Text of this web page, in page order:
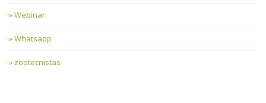
Webinar
Whatsapp
zootecnistas